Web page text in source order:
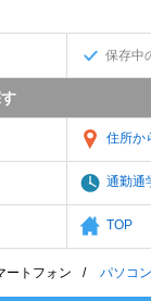
保存中
住所か
通勤通
TOP
ートフォン パソコン